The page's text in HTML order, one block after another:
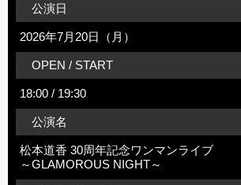
公演日
2026年7月20日（月）
OPEN / START
18:00 / 19:30
公演名
松本道香 30周年記念ワンマンライブ
～GLAMOROUS NIGHT～